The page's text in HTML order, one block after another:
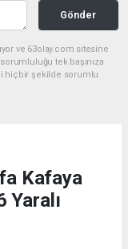
Gönder
ve 63olay.com sitesine
tek başınıza
hiçbir şekilde sorumlu
Kafaya
Yaralı